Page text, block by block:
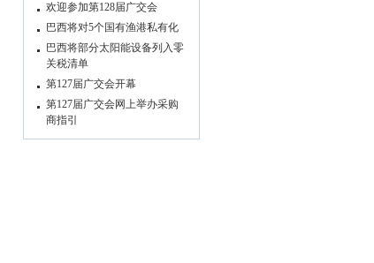
欢迎参加第128届广交会
巴西将对5个国有渔港私有化
巴西将部分太阳能设备列入零
关税清单
第127届广交会开幕
第127届广交会网上举办采购
商指引